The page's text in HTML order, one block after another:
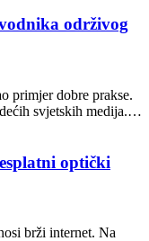
održivog
primjer dobre prakse.
svjetskih medija.…
optički
brži internet. Na